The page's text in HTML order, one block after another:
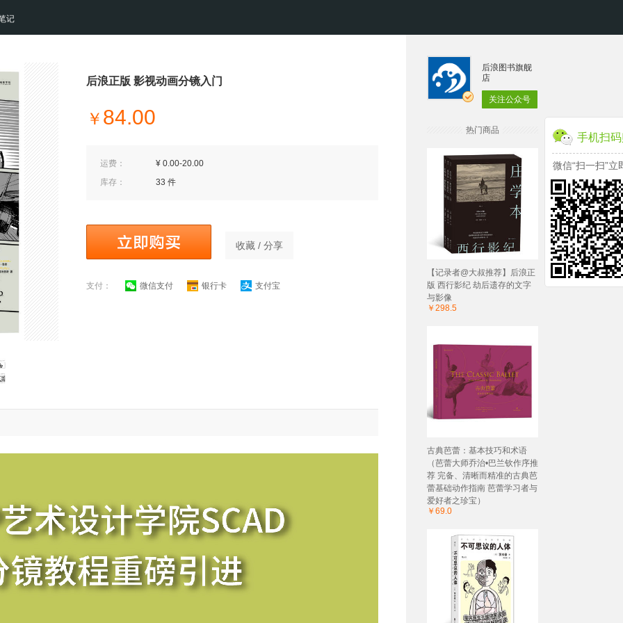
记
后浪正版 影视动画分镜入门
￥ 84.00
运费：
¥ 0.00-20.00
库存：
33 件
收藏 / 分享
支付： 微信支付 银行卡 支付宝
后浪图书旗舰
店
关注公众号
热门商品
【记录者@大叔推荐】后浪正
版 西行影纪 劫后遗存的文字
与影像
￥298.5
古典芭蕾：基本技巧和术语
（芭蕾大师乔治•巴兰钦作序推
荐 完备、清晰而精准的古典芭
蕾基础动作指南 芭蕾学习者与
爱好者之珍宝）
￥69.0
手机扫
微信“扫一扫”立